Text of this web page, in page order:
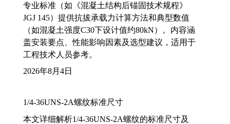
专业标准（如《混凝土结构后锚固技术规程》
JGJ 145）提供抗拔承载力计算方法和典型数值
（如混凝土强度C30下设计值约80kN）。内容涵
盖安装要点、性能影响因素及选型建议，适用于
工程技术人员参考。
2026年8月4日
1/4-36UNS-2A螺纹标准尺寸
本文详细解析1/4-36UNS-2A螺纹的标准尺寸及